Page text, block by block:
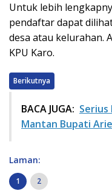
Untuk lebih
pendaftar dapat
desa atau kelurahan.
KPU Karo.
Berikutnya
BACA JUGA:
Mantan Bupati
Laman:
1 2